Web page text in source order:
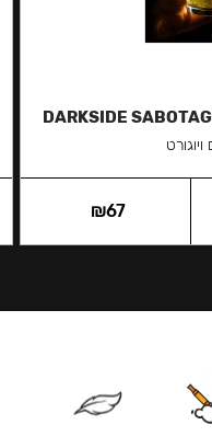
DARKSIDE
ויוגורט
₪67